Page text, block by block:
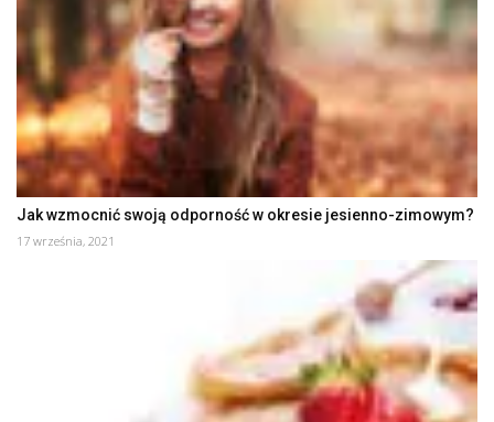
Jak wzmocnić swoją odporność w okresie jesienno-zimowym?
17 września, 2021